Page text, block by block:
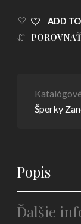
ADD
POROVNAŤ
Šperky
Popis
Ďalšie